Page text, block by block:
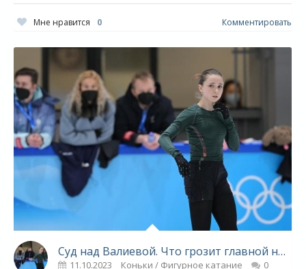
Мне нравится 0 Комментировать
Суд над Валиевой. Что грозит главной надежде российского фигурного катания - «Фигурное катание»
11.10.2023 Коньки / Фигурное катание 0